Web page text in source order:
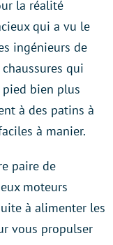
la réalité
qui a vu le
ingénieurs de
qui
bien plus
à des patins à
à manier.
paire de
moteurs
à alimenter les
vous propulser